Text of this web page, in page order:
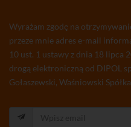
Wyrażam zgodę na
przeze mnie adres e-mail
10 ust. 1 ustawy z dnia 18 lipca
drogą elektroniczną od DIPOL
Gołaszewski, Waśniowski